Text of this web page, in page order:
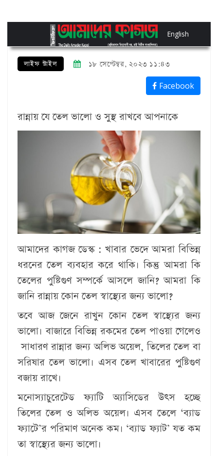
English
লাইফ স্টাইল ১৮ সেপ্টেম্বর, ২০২৩ ১১:৪৩
Facebook
রান্নায় যে তেল ভালো ও সুস্থ রাখবে আপনাকে
আমাদের কাগজ ডেস্ক : খাবার ভেদে আমরা বিভিন্ন
ধরনের তেল ব্যবহার করে থাকি। কিন্তু আমরা কি
তেলের পুষ্টিগুণ সম্পর্কে আসলে জানি? আমরা কি
জানি রান্নায় কোন তেল স্বাস্থ্যের জন্য ভালো?
তবে আজ জেনে রাখুন কোন তেল স্বাস্থ্যের জন্য
ভালো। বাজারে বিভিন্ন রকমের তেল পাওয়া গেলেও
সাধারণ রান্নার জন্য অলিভ অয়েল, তিলের তেল বা
সরিষার তেল ভালো। এসব তেল খাবারের পুষ্টিগুণ
বজায় রাখে।
মনোস্যাচুরেটেড ফ্যাটি অ্যাসিডের উৎস হচ্ছে
তিলের তেল ও অলিভ অয়েল। এসব তেলে ‘ব্যাড
ফ্যাটে’র পরিমাণ অনেক কম। ‘ব্যাড ফ্যাট’ যত কম
তা স্বাস্থ্যের জন্য ভালো।